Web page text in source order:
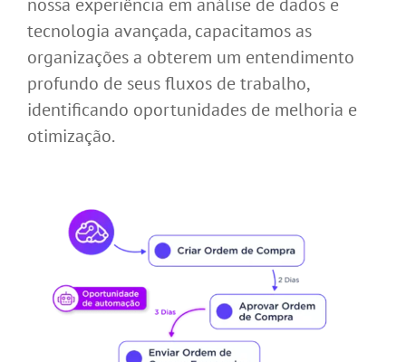
tecnologia avançada, capacitamos as
organizações a obterem um entendimento
profundo de seus fluxos de trabalho,
identificando oportunidades de melhoria e
otimização.